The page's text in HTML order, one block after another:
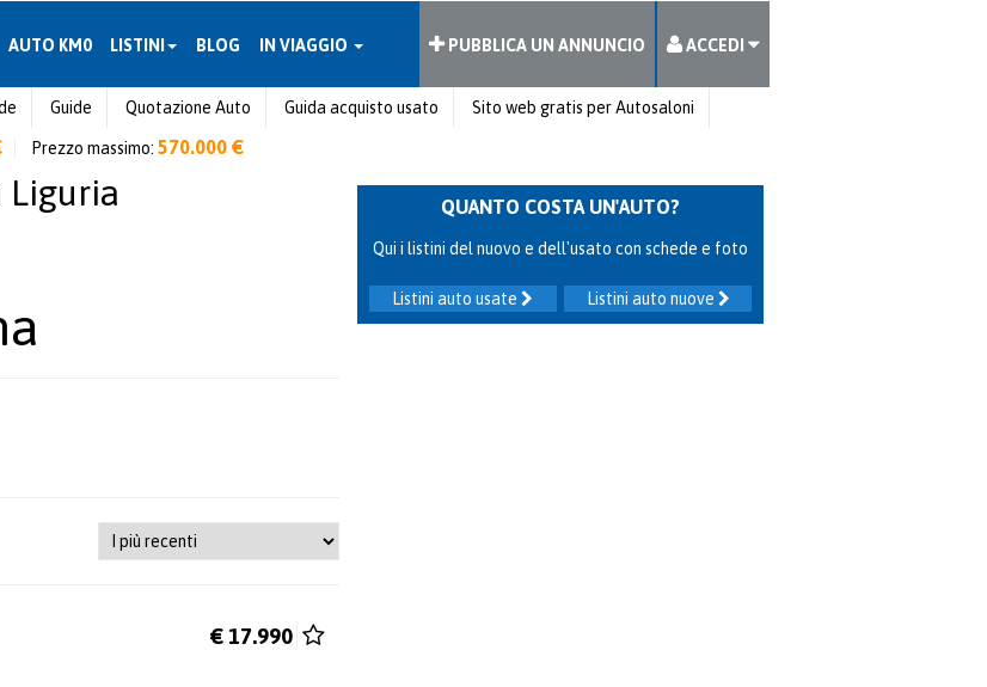
AUTO KM0 LISTINI BLOG IN VIAGGIO PUBBLICA UN ANNUNCIO ACCEDI
Guide Quotazione Auto Guida acquisto usato Sito web gratis per Autosaloni
Prezzo massimo: 570.000 €
Liguria
€ 17.990
QUANTO COSTA UN'AUTO?
Qui i listini del nuovo e dell'usato con schede e foto
Listini auto nuove
Listini auto usate